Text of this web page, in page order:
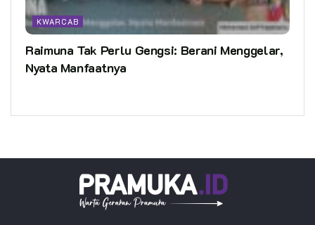
KWARCAB
Raimuna Tak Perlu Gengsi: Berani Menggelar,
Nyata Manfaatnya